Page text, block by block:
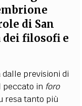
di San
filosofi e
previsioni di
peccato in foro
resa tanto più